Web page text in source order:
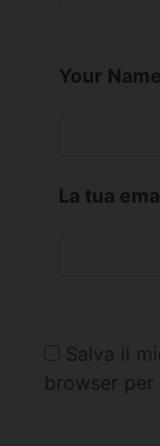
Your Name
La tua
Salva il
browser per